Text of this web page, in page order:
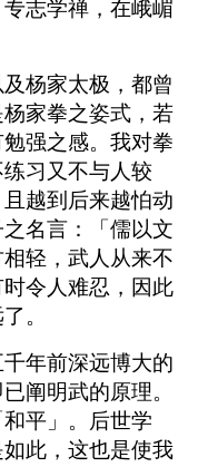
志学禅，在峨嵋
杨家太极，都曾
家拳之姿式，若
强之感。我对拳
习又不与人较
越到后来越怕动
名言：「儒以文
轻，武人从来不
令人难忍，因此
。
年前深远博大的
阐明武的原理。
平」。后世学
此，这也是使我